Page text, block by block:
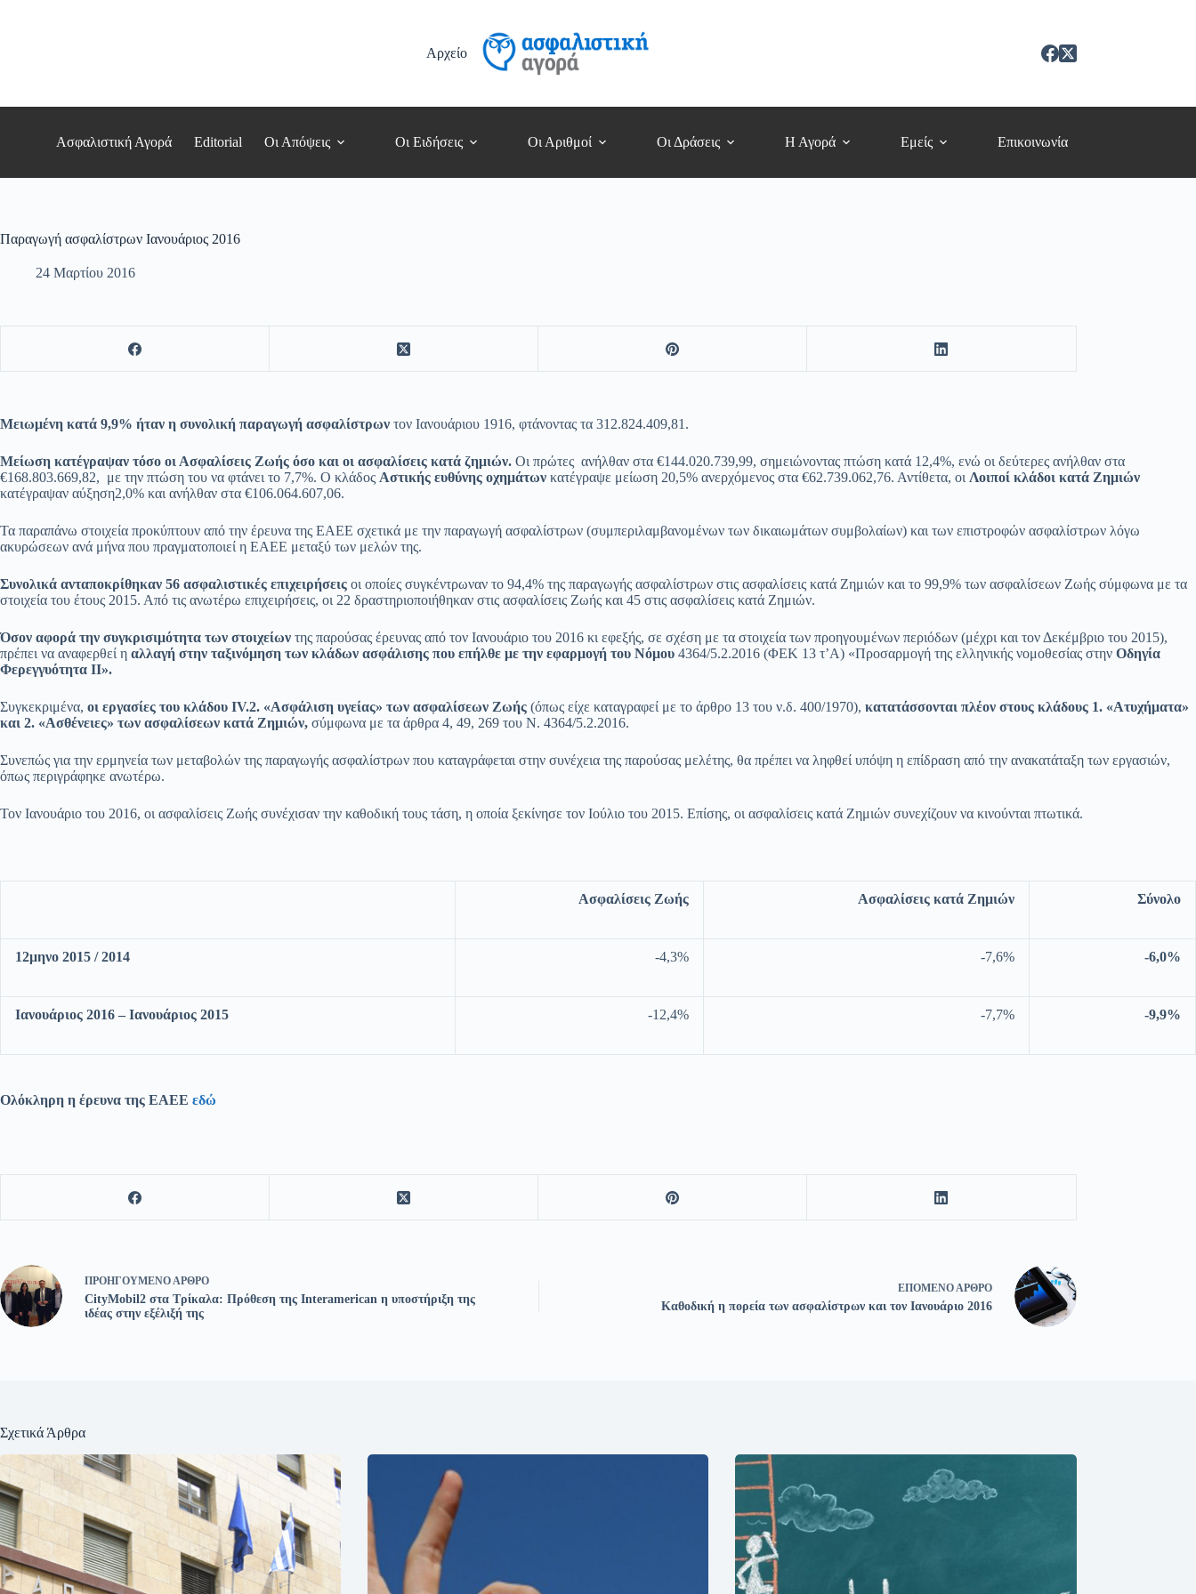
Αρχείο
Ασφαλιστική Αγορά Editorial Οι Απόψεις Οι Ειδήσεις Οι Αριθμοί Οι Δράσεις Η Αγορά Εμείς Επικοινωνία
Παραγωγή ασφαλίστρων Ιανουάριος 2016
24 Μαρτίου 2016
Μειωμένη κατά 9,9% ήταν η συνολική παραγωγή ασφαλίστρων τον Ιανουάριου 1916, φτάνοντας τα 312.824.409,81.
Μείωση κατέγραψαν τόσο οι Ασφαλίσεις Ζωής όσο και οι ασφαλίσεις κατά ζημιών. Οι πρώτες ανήλθαν στα €144.020.739,99, σημειώνοντας πτώση κατά 12,4%, ενώ οι δεύτερες ανήλθαν στα
€168.803.669,82, με την πτώση του να φτάνει το 7,7%. Ο κλάδος Αστικής ευθύνης οχημάτων κατέγραψε μείωση 20,5% ανερχόμενος στα €62.739.062,76. Αντίθετα, οι Λοιποί κλάδοι κατά Ζημιών
κατέγραψαν αύξηση2,0% και ανήλθαν στα €106.064.607,06.
Τα παραπάνω στοιχεία προκύπτουν από την έρευνα της ΕΑΕΕ σχετικά με την παραγωγή ασφαλίστρων (συμπεριλαμβανομένων των δικαιωμάτων συμβολαίων) και των επιστροφών ασφαλίστρων λόγω
ακυρώσεων ανά μήνα που πραγματοποιεί η ΕΑΕΕ μεταξύ των μελών της.
Συνολικά ανταποκρίθηκαν 56 ασφαλιστικές επιχειρήσεις οι οποίες συγκέντρωναν το 94,4% της παραγωγής ασφαλίστρων στις ασφαλίσεις κατά Ζημιών και το 99,9% των ασφαλίσεων Ζωής σύμφωνα με τα
στοιχεία του έτους 2015. Από τις ανωτέρω επιχειρήσεις, οι 22 δραστηριοποιήθηκαν στις ασφαλίσεις Ζωής και 45 στις ασφαλίσεις κατά Ζημιών.
Όσον αφορά την συγκρισιμότητα των στοιχείων της παρούσας έρευνας από τον Ιανουάριο του 2016 κι εφεξής, σε σχέση με τα στοιχεία των προηγουμένων περιόδων (μέχρι και τον Δεκέμβριο του 2015),
πρέπει να αναφερθεί η αλλαγή στην ταξινόμηση των κλάδων ασφάλισης που επήλθε με την εφαρμογή του Νόμου 4364/5.2.2016 (ΦΕΚ 13 τ’Α) «Προσαρμογή της ελληνικής νομοθεσίας στην Οδηγία
Φερεγγυότητα ΙΙ».
Συγκεκριμένα, οι εργασίες του κλάδου IV.2. «Ασφάλιση υγείας» των ασφαλίσεων Ζωής (όπως είχε καταγραφεί με το άρθρο 13 του ν.δ. 400/1970), κατατάσσονται πλέον στους κλάδους 1. «Ατυχήματα»
και 2. «Ασθένειες» των ασφαλίσεων κατά Ζημιών, σύμφωνα με τα άρθρα 4, 49, 269 του Ν. 4364/5.2.2016.
Συνεπώς για την ερμηνεία των μεταβολών της παραγωγής ασφαλίστρων που καταγράφεται στην συνέχεια της παρούσας μελέτης, θα πρέπει να ληφθεί υπόψη η επίδραση από την ανακατάταξη των εργασιών,
όπως περιγράφηκε ανωτέρω.
Τον Ιανουάριο του 2016, οι ασφαλίσεις Ζωής συνέχισαν την καθοδική τους τάση, η οποία ξεκίνησε τον Ιούλιο του 2015. Επίσης, οι ασφαλίσεις κατά Ζημιών συνεχίζουν να κινούνται πτωτικά.
Ασφαλίσεις Ζωής Ασφαλίσεις κατά Ζημιών Σύνολο
12μηνο 2015 / 2014 -4,3% -7,6% -6,0%
Ιανουάριος 2016 – Ιανουάριος 2015 -12,4% -7,7% -9,9%
Ολόκληρη η έρευνα της ΕΑΕΕ εδώ
ΠΡΟΗΓΟΎΜΕΝΟ ΆΡΘΡΟ
CityMobil2 στα Τρίκαλα: Πρόθεση της Ιnteramerican η υποστήριξη της
ιδέας στην εξέλιξή της
ΕΠΌΜΕΝΟ ΆΡΘΡΟ
Καθοδική η πορεία των ασφαλίστρων και τον Ιανουάριο 2016
Σχετικά Άρθρα